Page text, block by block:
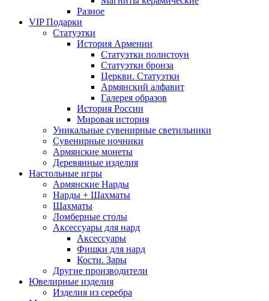
Разное
VIP Подарки
Статуэтки
История Армении
Статуэтки полистоун
Статуэтки бронза
Церкви. Статуэтки
Армянский алфавит
Галерея образов
История России
Мировая история
Уникальные сувенирные светильники
Сувенирные ночники
Армянские монеты
Деревянные изделия
Настольные игры
Армянские Нарды
Нарды + Шахматы
Шахматы
Ломберные столы
Аксессуары для нард
Аксессуары
Фишки для нард
Кости. Зары
Другие производители
Ювелирные изделия
Изделия из серебра